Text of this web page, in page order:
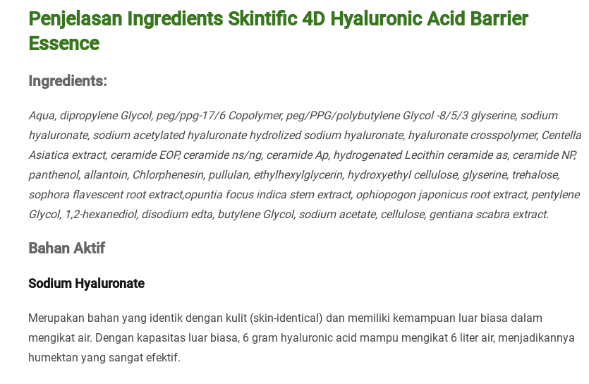
Penjelasan Ingredients Skintific 4D Hyaluronic Acid Barrier
Essence
Ingredients:
Aqua, dipropylene Glycol, peg/ppg-17/6 Copolymer, peg/PPG/polybutylene Glycol -8/5/3 glyserine, sodium
hyaluronate, sodium acetylated hyaluronate hydrolized sodium hyaluronate, hyaluronate crosspolymer, Centella
Asiatica extract, ceramide EOP, ceramide ns/ng, ceramide Ap, hydrogenated Lecithin ceramide as, ceramide NP,
panthenol, allantoin, Chlorphenesin, pullulan, ethylhexylglycerin, hydroxyethyl cellulose, glyserine, trehalose,
sophora flavescent root extract,opuntia focus indica stem extract, ophiopogon japonicus root extract, pentylene
Glycol, 1,2-hexanediol, disodium edta, butylene Glycol, sodium acetate, cellulose, gentiana scabra extract.
Bahan Aktif
Sodium Hyaluronate
Merupakan bahan yang identik dengan kulit (skin-identical) dan memiliki kemampuan luar biasa dalam
mengikat air. Dengan kapasitas luar biasa, 6 gram hyaluronic acid mampu mengikat 6 liter air, menjadikannya
humektan yang sangat efektif.